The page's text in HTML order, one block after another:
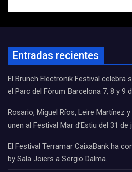
Entradas recientes
El Brunch Electronik Festival celebra
el Parc del Fòrum Barcelona 7, 8 y 9
Rosario, Miguel Ríos, Leire Martínez
unen al Festival Mar d’Estiu del 31
El Festival Terramar CaixaBank ha
by Sala Joiers a Sergio Dalma.